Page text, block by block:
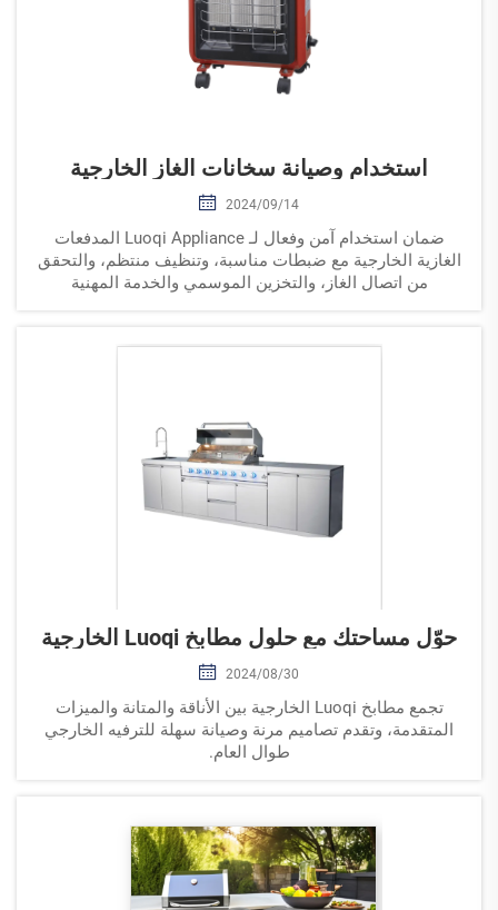
استخدام وصيانة سخانات الغاز الخارجية
2024/09/14
ضمان استخدام آمن وفعال لـ Luoqi Appliance المدفعات
الغازية الخارجية مع ضبطات مناسبة، وتنظيف منتظم، والتحقق
من اتصال الغاز، والتخزين الموسمي والخدمة المهنية
حوّل مساحتك مع حلول مطابخ Luoqi الخارجية
2024/08/30
تجمع مطابخ Luoqi الخارجية بين الأناقة والمتانة والميزات
المتقدمة، وتقدم تصاميم مرنة وصيانة سهلة للترفيه الخارجي
طوال العام.